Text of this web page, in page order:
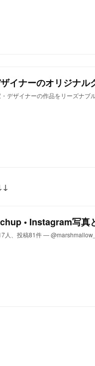
イナーのオリジナル
デザイナーの作品をリーズナブ
• Instagram写真
人、投稿81件 ―